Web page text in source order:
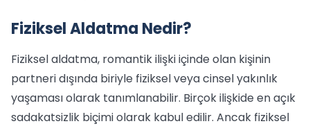
Fiziksel Aldatma Nedir?
Fiziksel aldatma, romantik ilişki içinde olan kişinin
partneri dışında biriyle fiziksel veya cinsel yakınlık
yaşaması olarak tanımlanabilir. Birçok ilişkide en açık
sadakatsizlik biçimi olarak kabul edilir. Ancak fiziksel